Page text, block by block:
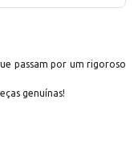
passam por um rigoroso
genuínas!